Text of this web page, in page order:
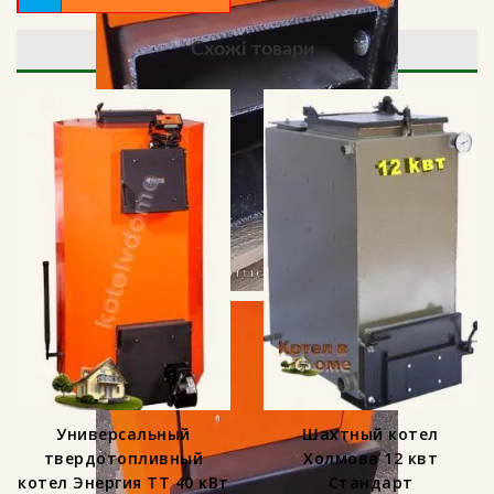
Схожі товари
Универсальный
твердотопливный
котел Энергия ТТ 40 кВт
Шахтный котел
Холмова 12 квт
Стандарт